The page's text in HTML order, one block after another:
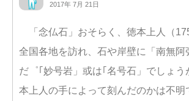
2017年 7月 21日
「念仏石」おそらく、徳本上人（
全国各地を訪れ、石や岸壁に「南無阿
だ゜｢妙号岩」或は｢名号石」でしょう
本上人の手によって刻んだのかは不明